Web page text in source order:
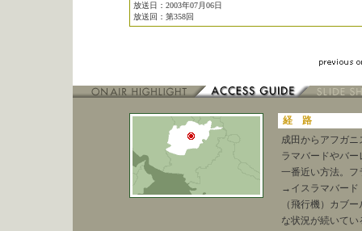
放送日：2003年07月06日
放送回：第358回
経 路
成田からアフガ
ラマバードやバ
一番近い方法。
→イスラマバー
（飛行機）カブ
な状況が続いて